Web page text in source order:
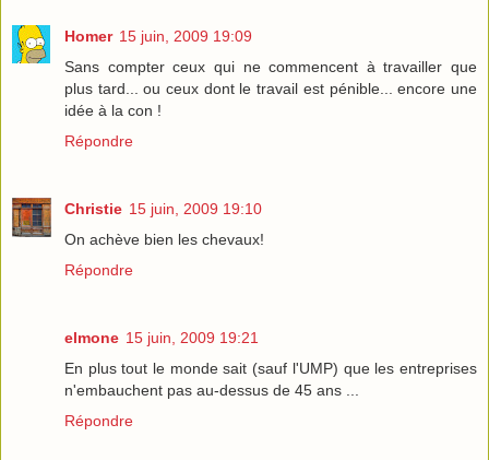
Homer 15 juin, 2009 19:09
Sans compter ceux qui ne commencent à travailler que
plus tard... ou ceux dont le travail est pénible... encore une
idée à la con !
Répondre
Christie 15 juin, 2009 19:10
On achève bien les chevaux!
Répondre
elmone 15 juin, 2009 19:21
En plus tout le monde sait (sauf l'UMP) que les entreprises
n'embauchent pas au-dessus de 45 ans ...
Répondre